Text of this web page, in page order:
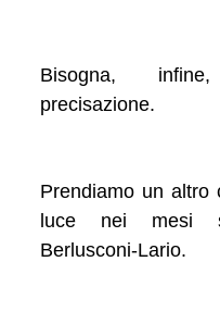
Bisogna,
precisazione.
Prendiamo un altro
luce nei mesi
Berlusconi-Lario.